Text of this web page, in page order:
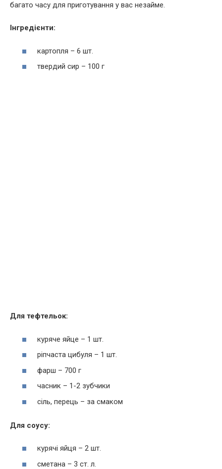
багато часу для приготування у вас незайме.
Інгредієнти:
картопля – 6 шт.
твердий сир – 100 г
Для тефтельок:
куряче яйце – 1 шт.
ріпчаста цибуля – 1 шт.
фарш – 700 г
часник – 1-2 зубчики
сіль, перець – за смаком
Для соусу:
курячі яйця – 2 шт.
сметана – 3 ст. л.